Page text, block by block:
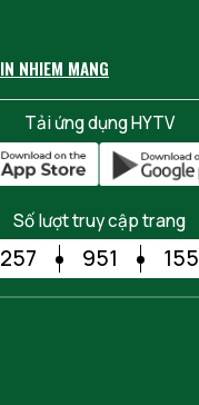
Tải ứng dụng HYTV
Số lượt truy cập trang
257 951 155